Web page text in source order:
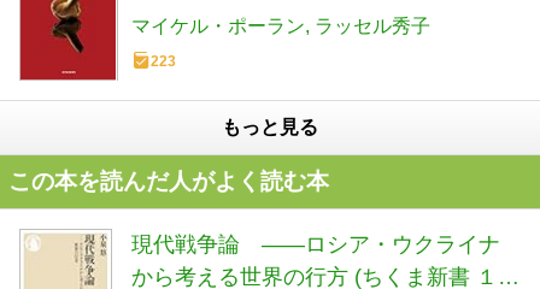
マイケル・ポーラン ラッセル秀子
223
もっと見る
この本を読んだ人がよく読む本
現代戦争論 ――ロシア・ウクライナ
から考える世界の行方 (ちくま新書 １９